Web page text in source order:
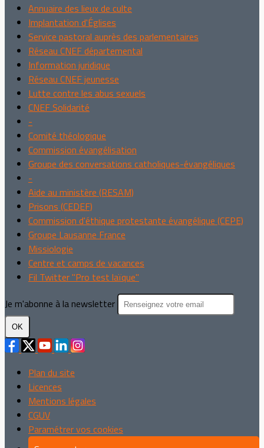
Annuaire des lieux de culte
Implantation d'Églises
Service pastoral auprès des parlementaires
Réseau CNEF départemental
Information juridique
Réseau CNEF jeunesse
Lutte contre les abus sexuels
CNEF Solidarité
-
Comité théologique
Commission évangélisation
Groupe des conversations catholiques-évangéliques
-
Aide au ministère (RESAM)
Prisons (CEDEF)
Commission d'éthique protestante évangélique (CEPE)
Groupe Lausanne France
Missiologie
Centre et camps de vacances
Fil Twitter "Pro test laïque"
Je m'abonne à la newsletter
OK
Plan du site
Licences
Mentions légales
CGUV
Paramétrer vos cookies